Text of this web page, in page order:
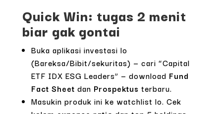
Quick Win: tugas 2 menit
biar gak gontai
Buka aplikasi investasi lo
(Bareksa/Bibit/sekuritas) — cari “Capital
ETF IDX ESG Leaders” — download Fund
Fact Sheet dan Prospektus terbaru.
Masukin produk ini ke watchlist lo. Cek